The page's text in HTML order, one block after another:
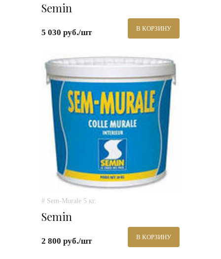
Semin
5 030 руб./шт В КОРЗИНУ
# Sem-Murale 5 кг.
Semin
2 800 руб./шт В КОРЗИНУ